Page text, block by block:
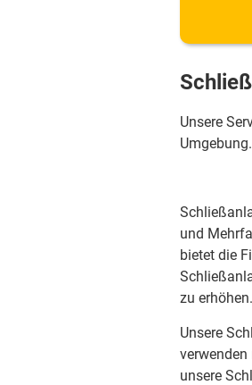
Unsere
Umgebung.
und
bietet die
zu erhöhen.
Unsere
unsere